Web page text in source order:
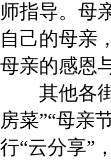
师指导。母
自己的母亲
母亲的感恩
其他各街
房菜”“母亲
行“云分享”